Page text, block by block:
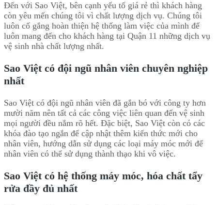
Đến với Sao Việt, bên cạnh yếu tố giá rẻ thì khách hàng
còn yêu mến chúng tôi vì chất lượng dịch vụ. Chúng tôi
luôn cố gắng hoàn thiện hệ thống làm việc của mình để
luôn mang đến cho khách hàng tại Quận 11 những dịch vụ
vệ sinh nhà chất lượng nhất.
Sao Việt có đội ngũ nhân viên chuyên nghiệp
nhất
Sao Việt có đội ngũ nhân viên đã gắn bó với công ty hơn
mười năm nên tất cả các công việc liên quan đến vệ sinh
mọi người đều nắm rõ hết. Đặc biệt, Sao Việt còn có các
khóa đào tạo ngắn để cập nhật thêm kiến thức mới cho
nhân viên, hướng dẫn sử dụng các loại máy móc mới để
nhân viên có thể sử dụng thành thạo khi vô việc.
Sao Việt có hệ thống máy móc, hóa chất tẩy
rửa đầy đủ nhất